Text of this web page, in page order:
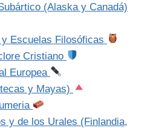
(Alaska y Canadá)
Escuelas Filosóficas
Cristiano
Europea
y Mayas)
y de los Urales (Finlandia,